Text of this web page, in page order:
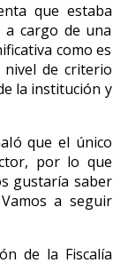
que estaba
a cargo de una
como es
de criterio
la institución y
que el único
por lo que
gustaría saber
a seguir
de la Fiscalía